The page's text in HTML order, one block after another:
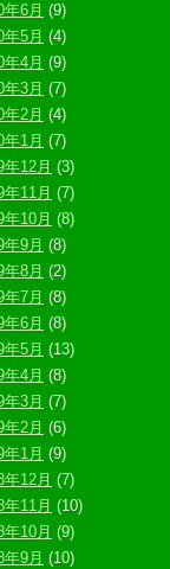
年6月 (9)
年5月 (4)
年4月 (9)
年3月 (7)
年2月 (4)
年1月 (7)
年12月 (3)
年11月 (7)
年10月 (8)
年9月 (8)
年8月 (2)
年7月 (8)
年6月 (8)
年5月 (13)
年4月 (8)
年3月 (7)
年2月 (6)
年1月 (9)
年12月 (7)
年11月 (10)
年10月 (9)
年9月 (10)